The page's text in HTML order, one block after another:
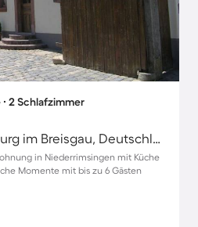
2 Schlafzimmer
Munzingen, Freiburg im Breisgau, Deutschland
in Niederrimsingen mit Küche
Momente mit bis zu 6 Gästen